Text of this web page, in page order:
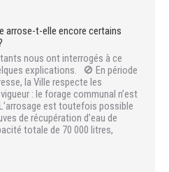
arrose-t-elle encore certains
nous ont interrogés à ce
explications. 🚫 En période
la Ville respecte les
: le forage communal n’est
est toutefois possible
de récupération d’eau de
totale de 70 000 litres,